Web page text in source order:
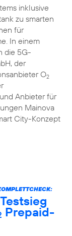
inklusive
zu smarten
für
In einem
die 5G-
der
O2
Anbieter für
Mainova
City-Konzept
Prepaid-